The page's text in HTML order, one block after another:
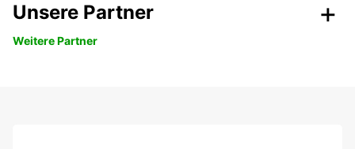
Unsere Partner
Weitere Partner